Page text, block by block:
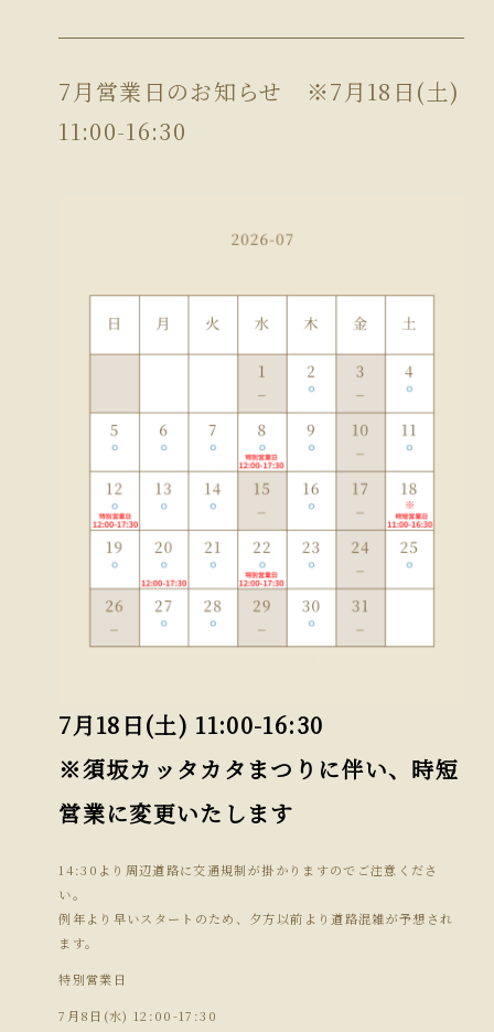
7月営業日のお知らせ ※7月18日(土)
11:00-16:30
7月18日(土) 11:00-16:30
※須坂カッタカタまつりに伴い、時短
営業に変更いたします
14:30より周辺道路に交通規制が掛かりますのでご注意くださ
い。
例年より早いスタートのため、夕方以前より道路混雑が予想され
ます。
特別営業日
7月8日(水) 12:00-17:30